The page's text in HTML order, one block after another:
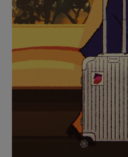
OM
TE DRUK
HIER
OM
HET
OP